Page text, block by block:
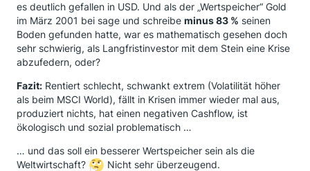
es deutlich gefallen in USD. Und als der „Wertspeicher“ Gold
im März 2001 bei sage und schreibe minus 83 % seinen
Boden gefunden hatte, war es mathematisch gesehen doch
sehr schwierig, als Langfristinvestor mit dem Stein eine Krise
abzufedern, oder?
Fazit: Rentiert schlecht, schwankt extrem (Volatilität höher
als beim MSCI World), fällt in Krisen immer wieder mal aus,
produziert nichts, hat einen negativen Cashflow, ist
ökologisch und sozial problematisch …
… und das soll ein besserer Wertspeicher sein als die
Weltwirtschaft?
Nicht sehr überzeugend.